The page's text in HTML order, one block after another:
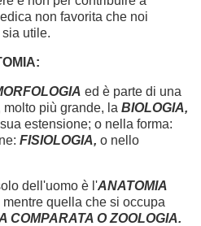
non favorita che noi
utile.
ed è parte di una
più grande, la BIOLOGIA,
estensione; o nella forma:
FISIOLOGIA, o nello
dell'uomo è l'ANATOMIA
mentre quella che si occupa
COMPARATA O ZOOLOGIA.